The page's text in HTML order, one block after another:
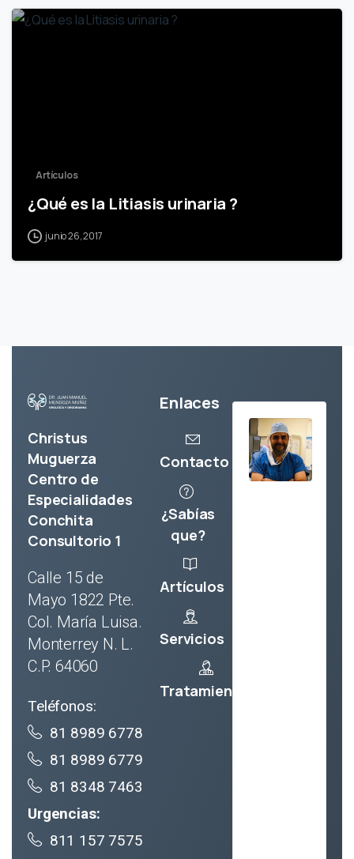
Artículos
¿Qué es la Litiasis urinaria ?
junio 26, 2017
Christus
Muguerza
Centro de
Especialidades
Conchita
Consultorio 1
Calle 15 de
Mayo 1822 Pte.
Col. María Luisa.
Monterrey N. L.
C.P. 64060
Teléfonos:
81 8989 6778
81 8989 6779
81 8348 7463
Urgencias:
811 157 7575
Enlaces
Contacto
¿Sabías
que?
Artículos
Servicios
Tratamientos